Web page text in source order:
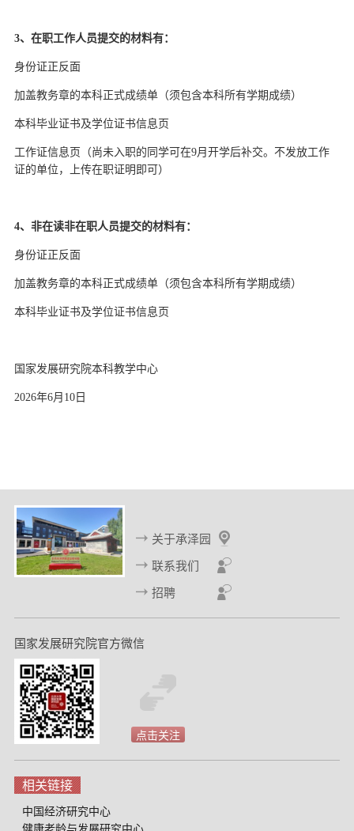
3、在职工作人员提交的材料有：
身份证正反面
加盖教务章的本科正式成绩单（须包含本科所有学期成绩）
本科毕业证书及学位证书信息页
工作证信息页（尚未入职的同学可在9月开学后补交。不发放工作
证的单位，上传在职证明即可）
4、非在读非在职人员提交的材料有：
身份证正反面
加盖教务章的本科正式成绩单（须包含本科所有学期成绩）
本科毕业证书及学位证书信息页
国家发展研究院本科教学中心
2026年6月 10 日
关于承泽园
联系我们
招聘
国家发展研究院官方微信
点击关注
相关链接
中国经济研究中心
健康老龄与发展研究中心